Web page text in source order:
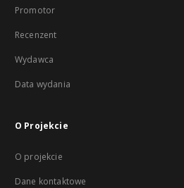
Promotor
Recenzent
Wydawca
Data wydania
O Projekcie
O projekcie
Dane kontaktowe